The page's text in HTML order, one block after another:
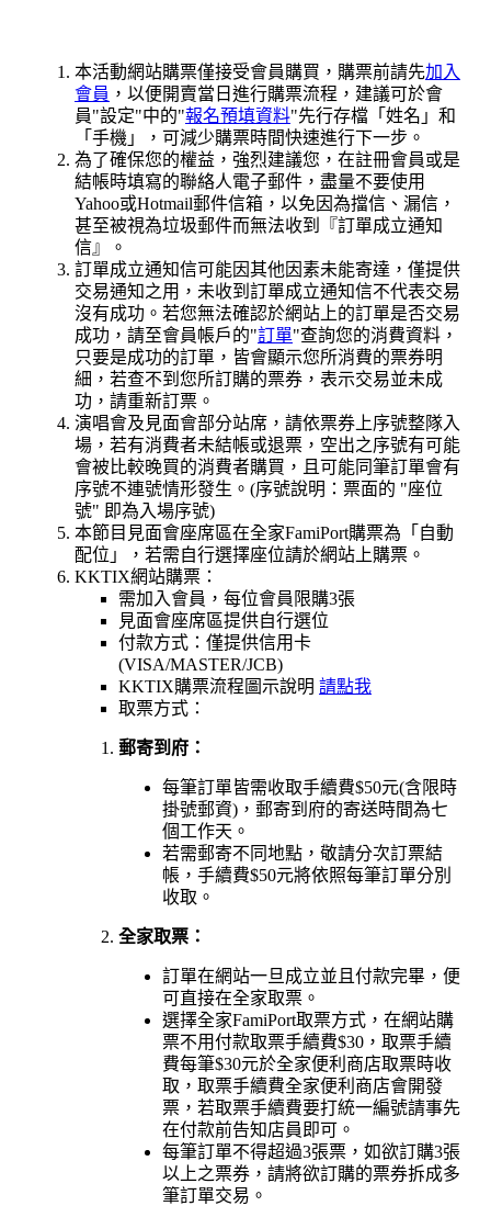
本活動網站購票僅接受會員購買，購票前請先加入
會員 ，以便開賣當日進行購票流程，建議可於會
員"設定"中的"報名預填資料"先行存檔「姓名」和
「手機」，可減少購票時間快速進行下一步。
為了確保您的權益，強烈建議您，在註冊會員或是
結帳時填寫的聯絡人電子郵件，盡量不要使用
Yahoo或Hotmail郵件信箱，以免因為擋信、漏信，
甚至被視為垃圾郵件而無法收到『訂單成立通知
信』。
訂單成立通知信可能因其他因素未能寄達，僅提供
交易通知之用，未收到訂單成立通知信不代表交易
沒有成功。若您無法確認於網站上的訂單是否交易
成功，請至會員帳戶的"訂單"查詢您的消費資料，
只要是成功的訂單，皆會顯示您所消費的票券明
細，若查不到您所訂購的票券，表示交易並未成
功，請重新訂票。
演唱會及見面會部分站席，請依票券上序號整隊入
場，若有消費者未結帳或退票，空出之序號有可能
會被比較晚買的消費者購買，且可能同筆訂單會有
序號不連號情形發生。(序號說明：票面的 "座位
號" 即為入場序號)
本節目見面會座席區在全家FamiPort購票為「自動
配位」，若需自行選擇座位請於網站上購票。
KKTIX網站購票：
需加入會員，每位會員限購3張
見面會座席區提供自行選位
付款方式：僅提供信用卡
(VISA/MASTER/JCB)
KKTIX購票流程圖示說明 請點我
取票方式：
郵寄到府：
每筆訂單皆需收取手續費$50元(含限時
掛號郵資)，郵寄到府的寄送時間為七
個工作天。
若需郵寄不同地點，敬請分次訂票結
帳，手續費$50元將依照每筆訂單分別
收取。
全家取票：
訂單在網站一旦成立並且付款完畢，便
可直接在全家取票。
選擇全家FamiPort取票方式，在網站購
票不用付款取票手續費$30，取票手續
費每筆$30元於全家便利商店取票時收
取，取票手續費全家便利商店會開發
票，若取票手續費要打統一編號請事先
在付款前告知店員即可。
每筆訂單不得超過3張票，如欲訂購3張
以上之票券，請將欲訂購的票券拆成多
筆訂單交易。